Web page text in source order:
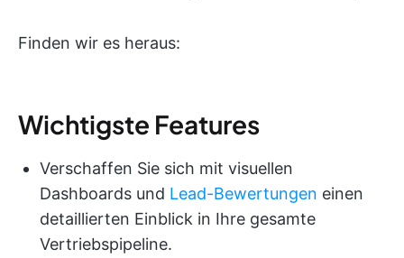
Finden wir es heraus:
Wichtigste Features
Verschaffen Sie sich mit visuellen
Dashboards und Lead-Bewertungen einen
detaillierten Einblick in Ihre gesamte
Vertriebspipeline.